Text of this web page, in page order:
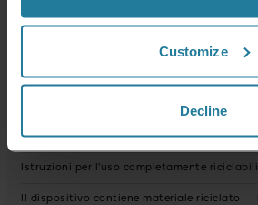
Customize
Decline
Condizione Nuovo
Imballaggio riciclabile in gran parte
Istruzioni per l'uso completamente riciclabili
Il dispositivo contiene materiale riciclato